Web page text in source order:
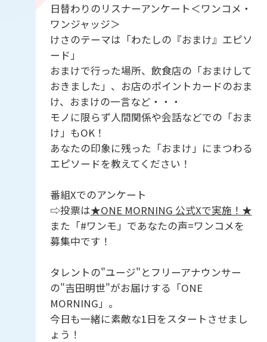
日替わりのリスナーアンケート＜ワンコメ・
ワンジャッジ＞
けさのテーマは「わたしの『おまけ』エピソ
ード」
おまけで行った場所、飲食店の「おまけして
おきました」、お店のポイントカードのおま
け、おまけの一言など・・・
モノに限らず人間関係や会話などでの「おま
け」もOK！
あなたの印象に残った「おまけ」にまつわる
エピソードを教えてください！
番組Xでのアンケート
⇨投票は★ONE MORNING 公式Xで実施！★
また「#ワンモ」であなたの声=ワンコメを
募集中です！
タレントの"ユージ"とフリーアナウンサー
の"吉田明世"がお届けする「ONE
MORNING」。
今日も一緒に素敵な1日をスタートさせまし
ょう！